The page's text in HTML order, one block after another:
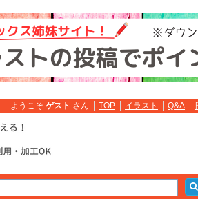
ようこそ ゲスト さん TOP イラスト Q&A